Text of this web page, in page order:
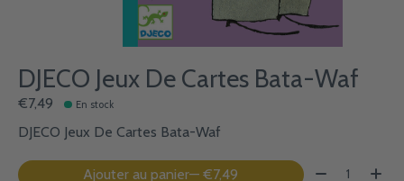
DJECO Jeux De Cartes Bata-Waf
€7,49 En stock
DJECO Jeux De Cartes Bata-Waf
Ajouter au panier — €7,49 Quantité: